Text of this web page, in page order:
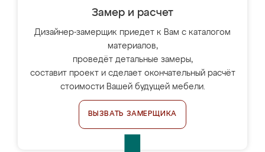
Замер и расчет
Дизайнер-замерщик приедет к Вам с каталогом
материалов,
проведёт детальные замеры,
составит проект и сделает окончательный расчёт
стоимости Вашей будущей мебели.
ВЫЗВАТЬ ЗАМЕРЩИКА